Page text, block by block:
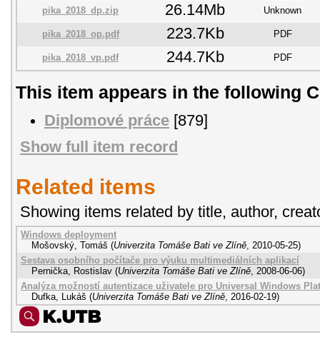
pika_2018_dp.zip
26.14Mb Unknown
pika_2018_op.pdf 223.7Kb PDF
pika_2018_vp.pdf 244.7Kb PDF
This item appears in the following
Diplomové práce [879]
Show full item record
Related items
Showing items related by title, author,
Windows deployment
Mošovský, Tomáš (Univerzita Tomáše Bati ve Zlíně, 2010-05-25)
Sestava osobního počítače pro výuku multimediálních aplikací
Pernička, Rostislav (Univerzita Tomáše Bati ve Zlíně, 2008-06-06)
Analýza možností autentizace uživatele pro Universal Windows
Dufka, Lukáš (Univerzita Tomáše Bati ve Zlíně, 2016-02-19)